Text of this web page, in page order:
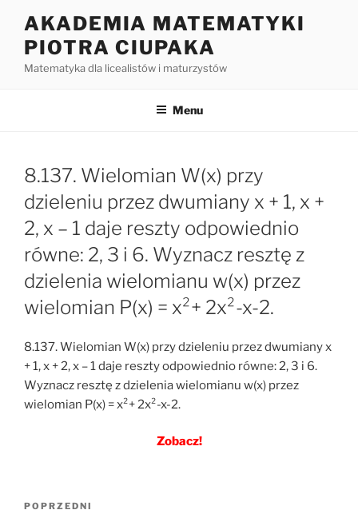
treści
AKADEMIA MATEMATYKI
PIOTRA CIUPAKA
Matematyka dla licealistów i maturzystów
Menu
8.137. Wielomian W(x) przy
dzieleniu przez dwumiany x + 1, x +
2, x – 1 daje reszty odpowiednio
równe: 2, 3 i 6. Wyznacz resztę z
dzielenia wielomianu w(x) przez
wielomian P(x) = x²+ 2x²-x-2.
8.137. Wielomian W(x) przy dzieleniu przez dwumiany x
+ 1, x + 2, x – 1 daje reszty odpowiednio równe: 2, 3 i 6.
Wyznacz resztę z dzielenia wielomianu w(x) przez
wielomian P(x) = x²+ 2x²-x-2.
Zobacz!
Nawigacja
Poprzedni
POPRZEDNI